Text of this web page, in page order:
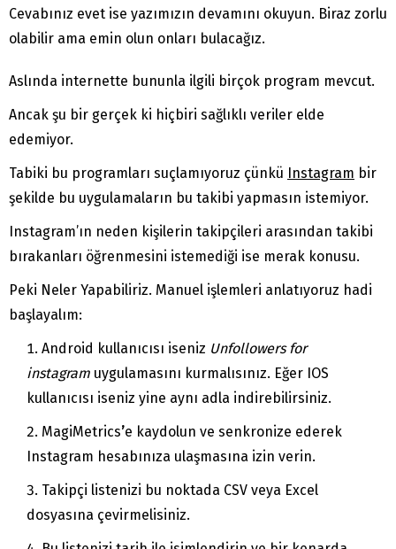
Cevabınız evet ise yazımızın devamını okuyun. Biraz zorlu
olabilir ama emin olun onları bulacağız.
Aslında internette bununla ilgili birçok program mevcut.
Ancak şu bir gerçek ki hiçbiri sağlıklı veriler elde
edemiyor.
Tabiki bu programları suçlamıyoruz çünkü
Instagram bir
şekilde bu uygulamaların bu takibi yapmasın istemiyor.
Instagram’ın neden kişilerin takipçileri arasından takibi
bırakanları öğrenmesini istemediği ise merak konusu.
Peki Neler Yapabiliriz. Manuel işlemleri anlatıyoruz hadi
başlayalım:
Android kullanıcısı iseniz Unfollowers for
instagram uygulamasını kurmalısınız. Eğer IOS
kullanıcısı iseniz yine aynı adla indirebilirsiniz.
MagiMetrics’e kaydolun ve senkronize ederek
Instagram hesabınıza ulaşmasına izin verin.
Takipçi listenizi bu noktada CSV veya Excel
dosyasına çevirmelisiniz.